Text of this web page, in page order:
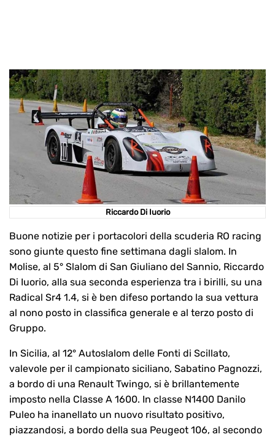
Riccardo Di Iuorio
Buone notizie per i portacolori della scuderia RO racing
sono giunte questo fine settimana dagli slalom. In
Molise, al 5° Slalom di San Giuliano del Sannio, Riccardo
Di Iuorio, alla sua seconda esperienza tra i birilli, su una
Radical Sr4 1.4, si è ben difeso portando la sua vettura
al nono posto in classifica generale e al terzo posto di
Gruppo.
In Sicilia, al 12° Autoslalom delle Fonti di Scillato,
valevole per il campionato siciliano, Sabatino Pagnozzi,
a bordo di una Renault Twingo, si è brillantemente
imposto nella Classe A 1600. In classe N1400 Danilo
Puleo ha inanellato un nuovo risultato positivo,
piazzandosi, a bordo della sua Peugeot 106, al secondo